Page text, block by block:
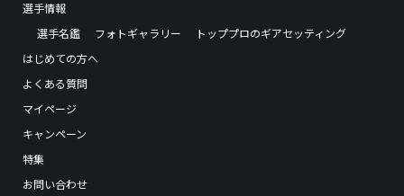
選手情報
選手名鑑
フォトギャラリー
トッププロのギアセッティング
はじめての方へ
よくある質問
マイページ
キャンペーン
特集
お問い合わせ